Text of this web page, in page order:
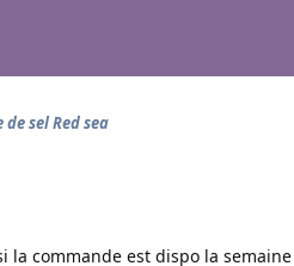
sel Red sea
commande est dispo la